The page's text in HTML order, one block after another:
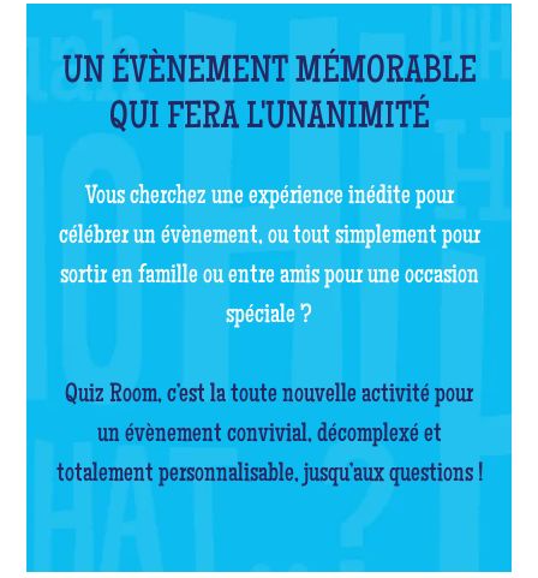
UN ÉVÈNEMENT MÉMORABLE
QUI FERA L'UNANIMITÉ
Vous cherchez une expérience inédite pour
célébrer un évènement, ou tout simplement pour
sortir en famille ou entre amis pour une occasion
spéciale ?
Quiz Room, c’est la toute nouvelle activité pour
un évènement convivial, décomplexé et
totalement personnalisable, jusqu’aux questions !